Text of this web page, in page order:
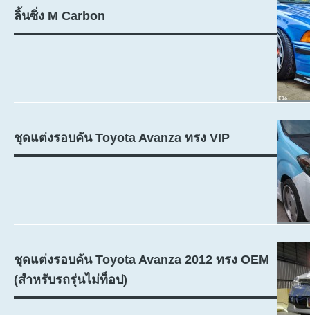
ลิ้นซิ่ง M Carbon
ชุดแต่งรอบคัน Toyota Avanza ทรง VIP
ชุดแต่งรอบคัน Toyota Avanza 2012 ทรง OEM
(สำหรับรถรุ่นไม่ท็อป)